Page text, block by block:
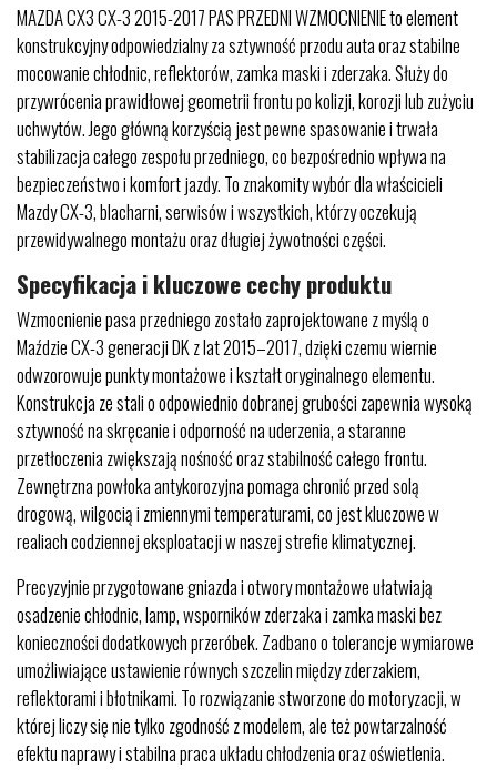
MAZDA CX3 CX-3 2015-2017 PAS PRZEDNI WZMOCNIENIE to element
konstrukcyjny odpowiedzialny za sztywność przodu auta oraz stabilne
mocowanie chłodnic, reflektorów, zamka maski i zderzaka. Służy do
przywrócenia prawidłowej geometrii frontu po kolizji, korozji lub zużyciu
uchwytów. Jego główną korzyścią jest pewne spasowanie i trwała
stabilizacja całego zespołu przedniego, co bezpośrednio wpływa na
bezpieczeństwo i komfort jazdy. To znakomity wybór dla właścicieli
Mazdy CX-3, blacharni, serwisów i wszystkich, którzy oczekują
przewidywalnego montażu oraz długiej żywotności części.
Specyfikacja i kluczowe cechy produktu
Wzmocnienie pasa przedniego zostało zaprojektowane z myślą o
Maździe CX-3 generacji DK z lat 2015–2017, dzięki czemu wiernie
odwzorowuje punkty montażowe i kształt oryginalnego elementu.
Konstrukcja ze stali o odpowiednio dobranej grubości zapewnia wysoką
sztywność na skręcanie i odporność na uderzenia, a staranne
przetłoczenia zwiększają nośność oraz stabilność całego frontu.
Zewnętrzna powłoka antykorozyjna pomaga chronić przed solą
drogową, wilgocią i zmiennymi temperaturami, co jest kluczowe w
realiach codziennej eksploatacji w naszej strefie klimatycznej.
Precyzyjnie przygotowane gniazda i otwory montażowe ułatwiają
osadzenie chłodnic, lamp, wsporników zderzaka i zamka maski bez
konieczności dodatkowych przeróbek. Zadbano o tolerancje wymiarowe
umożliwiające ustawienie równych szczelin między zderzakiem,
reflektorami i błotnikami. To rozwiązanie stworzone do motoryzacji, w
której liczy się nie tylko zgodność z modelem, ale też powtarzalność
efektu naprawy i stabilna praca układu chłodzenia oraz oświetlenia.